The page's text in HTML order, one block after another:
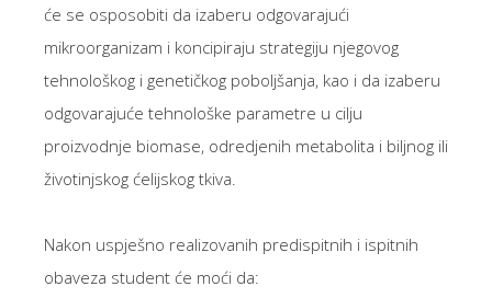
će se osposobiti da izaberu odgovarajući
mikroorganizam i koncipiraju strategiju njegovog
tehnološkog i genetičkog poboljšanja, kao i da izaberu
odgovarajuće tehnološke parametre u cilju
proizvodnje biomase, odredjenih metabolita i biljnog ili
životinjskog ćelijskog tkiva.
Nakon uspješno realizovanih predispitnih i ispitnih
obaveza student će moći da: